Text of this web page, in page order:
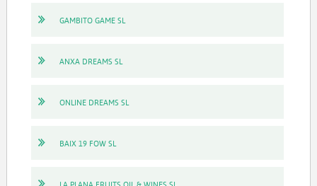
GAMBITO GAME SL
ANXA DREAMS SL
ONLINE DREAMS SL
BAIX 19 FOW SL